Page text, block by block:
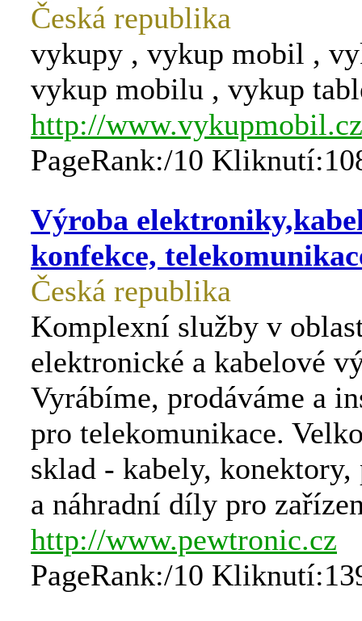
Česká republika
vykupy , vykup mobil ,
vykup mobilu , vykup
http://www.vykupmobil.cz
PageRank:/10
Výroba
konfekce,
Česká republika
Komplexní služby v
elektronické a kabelové
Vyrábíme, prodáváme a
pro telekomunikace.
sklad - kabely,
a náhradní díly pro
http://www.pewtronic.cz
PageRank:/10